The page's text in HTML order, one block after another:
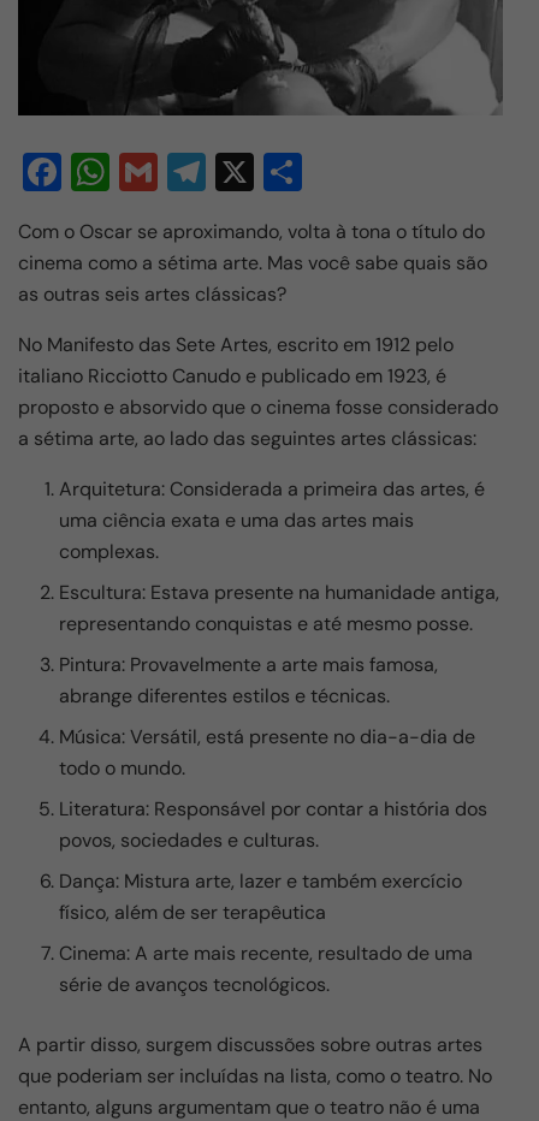
F
c
e
o
o
k
W
at
s
A
p
p
G
ail
T
el
e
gr
a
m
X
h
ar
e
Com o Oscar se aproximando, volta à tona o título do
cinema como a sétima arte. Mas você sabe quais são
as outras seis artes clássicas?
No Manifesto das Sete Artes, escrito em 1912 pelo
italiano Ricciotto Canudo e publicado em 1923, é
proposto e absorvido que o cinema fosse considerado
a sétima arte, ao lado das seguintes artes clássicas:
Arquitetura: Considerada a primeira das artes, é
uma ciência exata e uma das artes mais
complexas.
Escultura: Estava presente na humanidade antiga,
representando conquistas e até mesmo posse.
Pintura: Provavelmente a arte mais famosa,
abrange diferentes estilos e técnicas.
Música: Versátil, está presente no dia-a-dia de
todo o mundo.
Literatura: Responsável por contar a história dos
povos, sociedades e culturas.
Dança: Mistura arte, lazer e também exercício
físico, além de ser terapêutica
Cinema:A arte mais recente, resultado de uma
série de avanços tecnológicos.
A partir disso, surgem discussões sobre outras artes
que poderiam ser incluídas na lista, como o teatro. No
entanto, alguns argumentam que o teatro não é uma